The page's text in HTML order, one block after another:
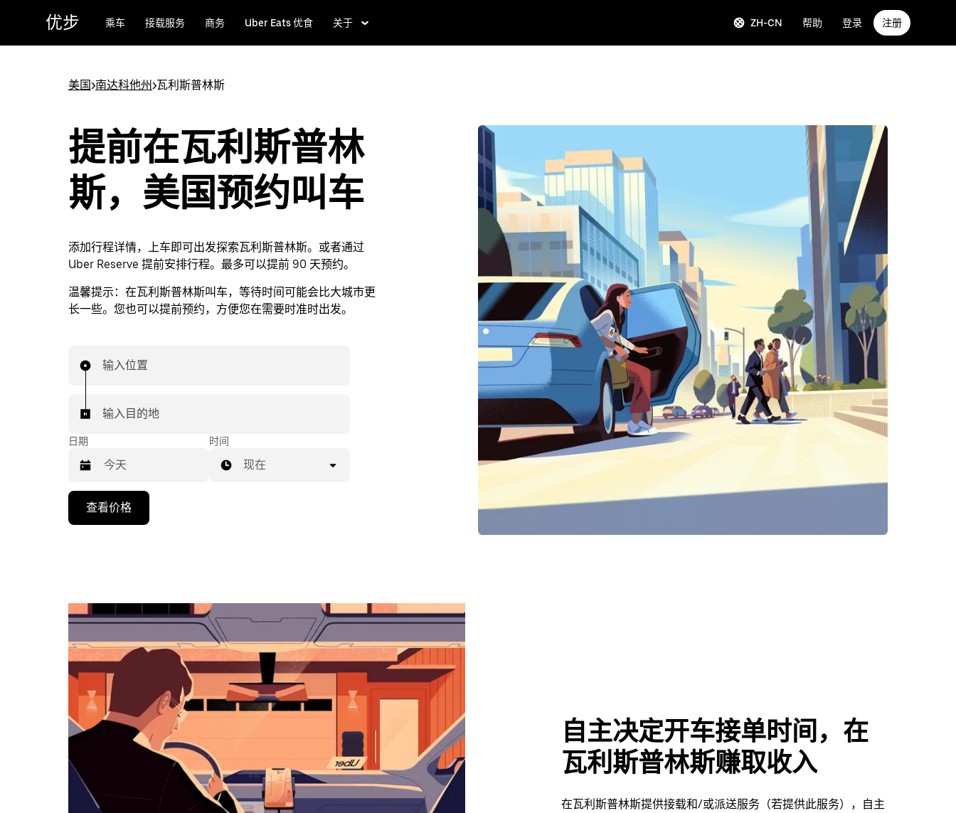
优步 乘车 接载服务 商务 Uber Eats 优食 关于 ZH-CN 帮助 登录 注册
美国>南达科他州>瓦利斯普林斯
提前在瓦利斯普林
斯，美国预约叫车
添加行程详情，上车即可出发探索瓦利斯普林斯。或者通过
Uber Reserve 提前安排行程。最多可以提前 90 天预约。
温馨提示： 在瓦利斯普林斯叫车，等待时间可能会比大城市更
长一些。您也可以提前预约，方便您在需要时准时出发。
输入位置
输入目的地
日期
向
可
浏
览
日
历
择
期。
按
时间
现在
查看价格
自主决定开车接单时间，在
瓦利斯普林斯赚取收入
在瓦利斯普林斯提供接载和/或派送服务（若提供此服务），自主